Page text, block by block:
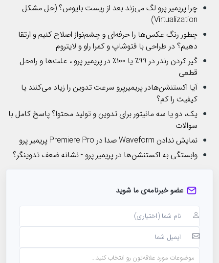
چرا پریمیر پرو لگ می‌زند بعد از ریست بایوس؟ (حل مشکل
Virtualization)
چطور رنگ عکس‌ها را حرفه‌ای و چشم‌نواز اصلاح کنیم و ارتقا
دهیم؟ در طراحی با فتوشاپ و کمرا راو و لایتروم
گیر کردن رندر در ۹۹٪ یا ۱۰۰٪ در پریمیر پرو ، علت‌ها و راه‌حل
قطعی
آیا اکستنشن‌هادر پریمیرپرو سرعت تدوین را زیاد می‌کنند یا
کیفیت را کم؟
یک، دو یا سه مانیتور برای تدوین و تولید محتوا؟ پاسخ کامل با
سوالات
نمایش ندادن Waveform صدا در Premiere Pro پریمیر پرو
وابستگی به اکستنشن‌ها در پریمیر پرو - نشانه ضعف تدوینگر؟
عضو خبرنامه‌ی ما شوید
موضوعات مورد علاقه‌تون رو انتخاب کنید...